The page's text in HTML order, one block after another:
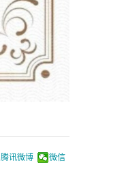
腾讯微博 微信